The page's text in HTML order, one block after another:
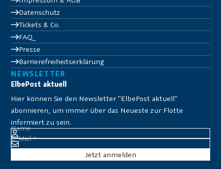
Datenschutz
Tickets & Co.
FAQ
Presse
Barrierefreiheitserklärung
NEWSLETTER
ElbePost aktuell
Hier können Sie den Newsletter "ElbePost aktuell"
abonnieren, um immer über das Neueste zur Flotte
informiert zu sein.
Name
E-Mail*